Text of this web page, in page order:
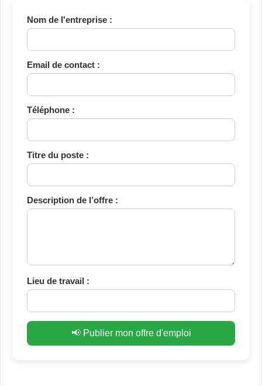
Nom de l'entreprise :
Email de contact :
Téléphone :
Titre du poste :
Description de l’offre :
Lieu de travail :
📢 Publier mon offre d'emploi